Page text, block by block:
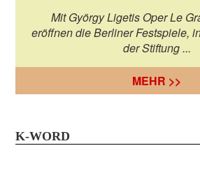
Mit György Ligetis Oper Le
eröffnen die Berliner Festspiele,
der Stiftung ...
MEHR >>
K-WORD